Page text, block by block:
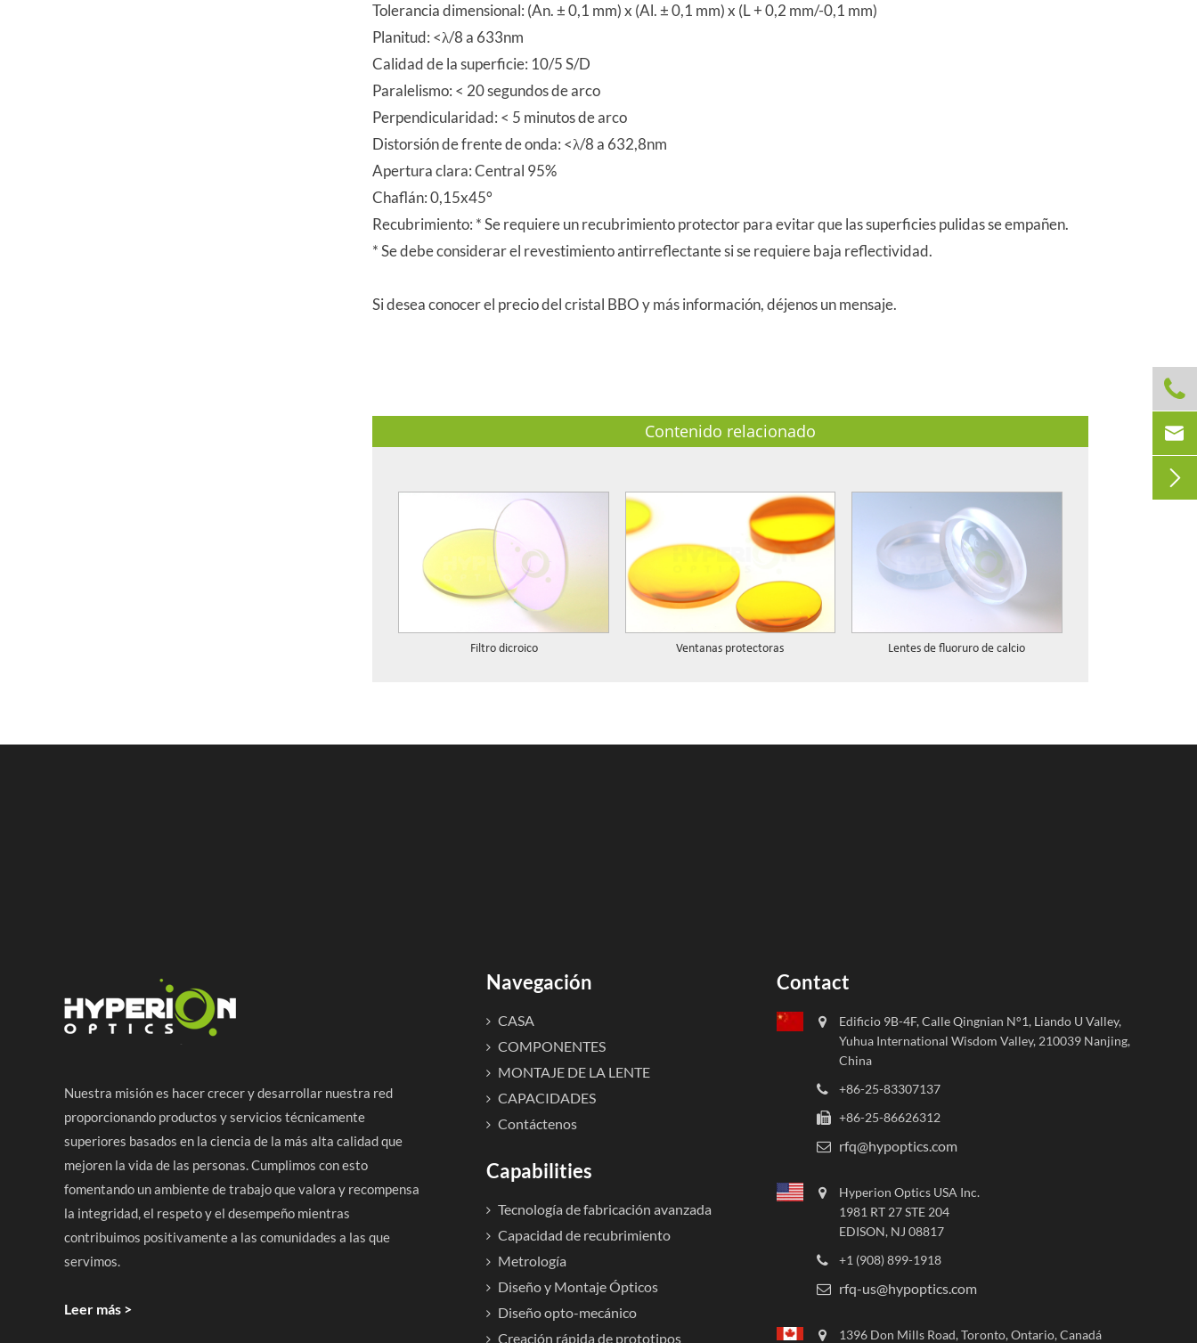
Tolerancia dimensional: (An. ± 0,1 mm) x (Al. ± 0,1 mm) x (L + 0,2 mm/-0,1 mm)
Planitud: <λ/8 a 633nm
Calidad de la superficie: 10/5 S/D
Paralelismo: < 20 segundos de arco
Perpendicularidad: < 5 minutos de arco
Distorsión de frente de onda: <λ/8 a 632,8nm
Apertura clara: Central 95%
Chaflán: 0,15x45°
Recubrimiento: * Se requiere un recubrimiento protector para evitar que las superficies pulidas se empañen.
* Se debe considerar el revestimiento antirreflectante si se requiere baja reflectividad.
Si desea conocer el precio del cristal BBO y más información, déjenos un mensaje.
Contenido relacionado
Filtro dicroico Ventanas protectoras Lentes de fluoruro de calcio
Nuestra misión es hacer crecer y desarrollar nuestra red
proporcionando productos y servicios técnicamente
superiores basados en la ciencia de la más alta calidad que
mejoren la vida de las personas. Cumplimos con esto
fomentando un ambiente de trabajo que valora y recompensa
la integridad, el respeto y el desempeño mientras
contribuimos positivamente a las comunidades a las que
servimos.
Leer más >
Navegación
CASA
COMPONENTES
MONTAJE DE LA LENTE
CAPACIDADES
Contáctenos
Capabilities
Tecnología de fabricación avanzada
Capacidad de recubrimiento
Metrología
Diseño y Montaje Ópticos
Diseño opto-mecánico
Creación rápida de prototipos
Contact
Edificio 9B-4F, Calle Qingnian N°1, Liando U Valley,
Yuhua International Wisdom Valley, 210039 Nanjing,
China
+86-25-83307137
+86-25-86626312
rfq@hypoptics.com
Hyperion Optics USA Inc.
1981 RT 27 STE 204
EDISON, NJ 08817
+1 (908) 899-1918
rfq-us@hypoptics.com
1396 Don Mills Road, Toronto, Ontario, Canadá


